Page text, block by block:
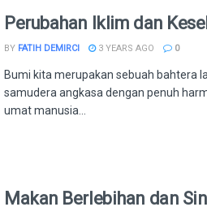
Perubahan Iklim dan
BY FATIH DEMIRCI 3 YEARS AGO 0
Bumi kita merupakan sebuah bahtera
samudera angkasa dengan penuh
umat manusia...
Makan Berlebihan dan